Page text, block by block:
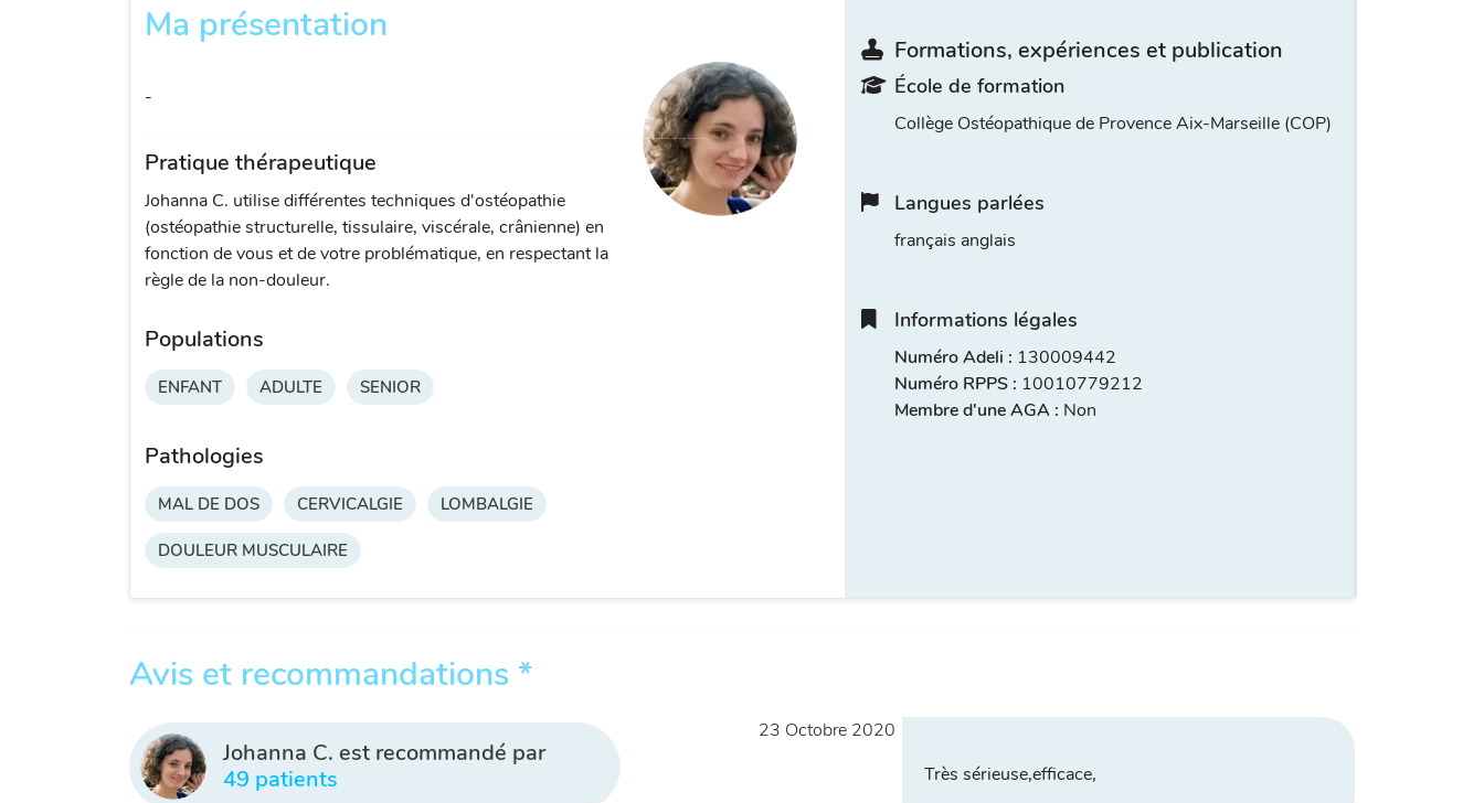
Ma présentation
-
Pratique thérapeutique
Johanna C. utilise différentes techniques d'ostéopathie
(ostéopathie structurelle, tissulaire, viscérale, crânienne) en
fonction de vous et de votre problématique, en respectant la
règle de la non-douleur.
Populations
ENFANT ADULTE SENIOR
Pathologies
MAL DE DOS CERVICALGIE LOMBALGIE
DOULEUR MUSCULAIRE
Formations, expériences et publication
École de formation
Collège Ostéopathique de Provence Aix-Marseille (COP)
Langues parlées
français anglais
Informations légales
Numéro Adeli : 130009442
Numéro RPPS : 10010779212
Membre d'une AGA : Non
Avis et recommandations *
Johanna C. est recommandé par
49 patients
23 Octobre 2020
Très sérieuse,efficace,